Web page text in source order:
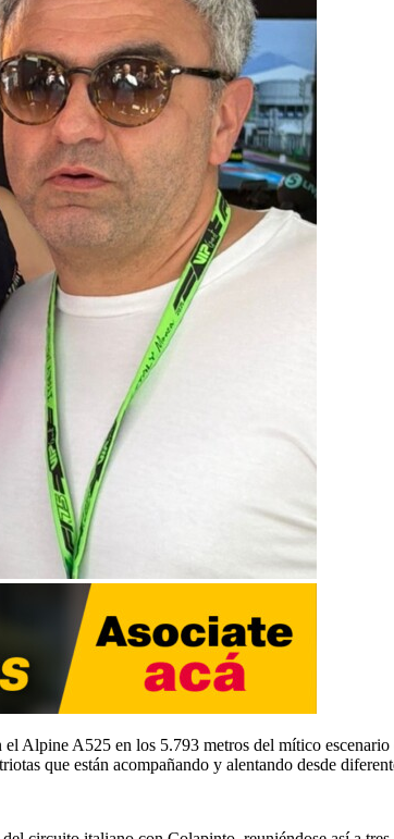
el Alpine A525 en los 5.793 metros del mítico escenario
que están acompañando y alentando desde